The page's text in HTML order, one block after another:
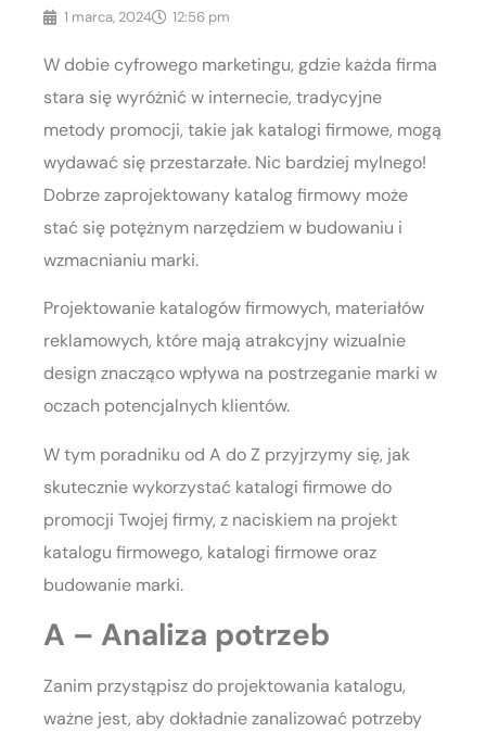
1 marca, 2024 12:56 pm
W dobie cyfrowego marketingu, gdzie każda firma
stara się wyróżnić w internecie, tradycyjne
metody promocji, takie jak katalogi firmowe, mogą
wydawać się przestarzałe. Nic bardziej mylnego!
Dobrze zaprojektowany katalog firmowy może
stać się potężnym narzędziem w budowaniu i
wzmacnianiu marki.
Projektowanie katalogów firmowych, materiałów
reklamowych, które mają atrakcyjny wizualnie
design znacząco wpływa na postrzeganie marki w
oczach potencjalnych klientów.
W tym poradniku od A do Z przyjrzymy się, jak
skutecznie wykorzystać katalogi firmowe do
promocji Twojej firmy, z naciskiem na projekt
katalogu firmowego, katalogi firmowe oraz
budowanie marki.
A – Analiza potrzeb
Zanim przystąpisz do projektowania katalogu,
ważne jest, aby dokładnie zanalizować potrzeby